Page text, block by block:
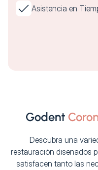
Asistencia en
Godent
Descubra una
restauración diseñados
satisfacen tanto las